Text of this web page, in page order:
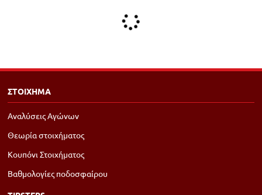
ΣΤΟΙΧΗΜΑ
Αναλύσεις Αγώνων
Θεωρία στοιχήματος
Κουπόνι Στοιχήματος
Βαθμολογίες ποδοσφαίρου